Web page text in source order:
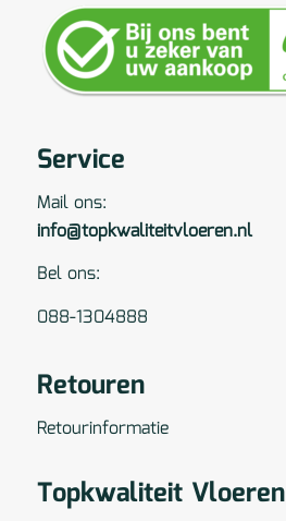
Service
Mail ons:
info@topkwaliteitvloeren.nl
Bel ons:
088-1304888
Retouren
Retourinformatie
Topkwaliteit Vloeren